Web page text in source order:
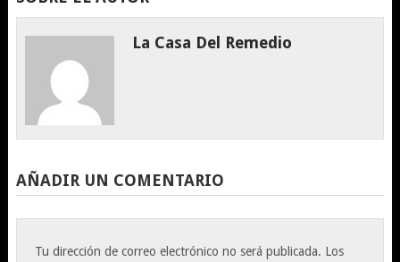
La Casa Del Remedio
AÑADIR UN COMENTARIO
Tu dirección de correo electrónico no será publicada. Los